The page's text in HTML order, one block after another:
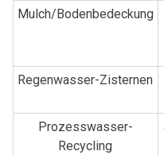
Mulch/Bodenbedeckung
Regenwasser-Zisternen
Prozesswasser-
Recycling